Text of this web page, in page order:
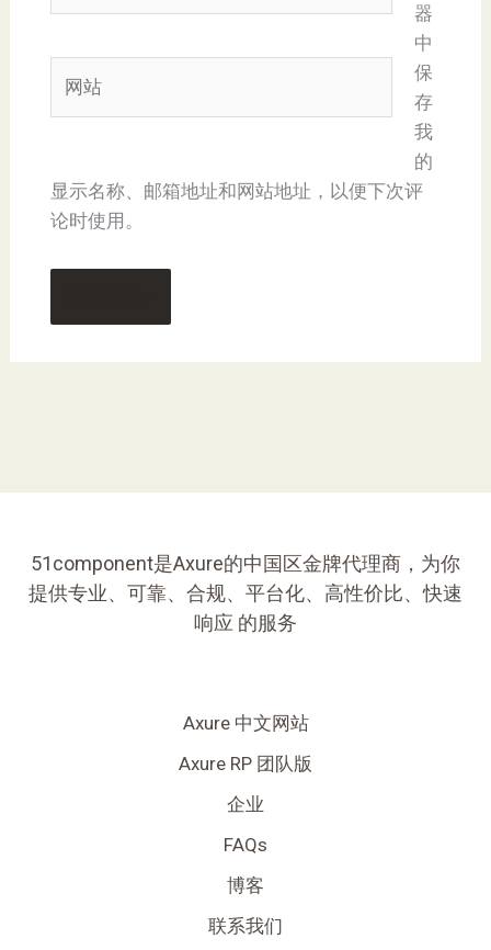
箱
站
器
中
保
存
我
的
显示名称、邮箱地址和网站地址，以便下次评
论时使用。
51component是Axure的中国区金牌代理商，为你
提供专业、可靠、合规、平台化、高性价比、快速
响应 的服务
Axure 中文网站
Axure RP 团队版
企业
FAQs
博客
联系我们